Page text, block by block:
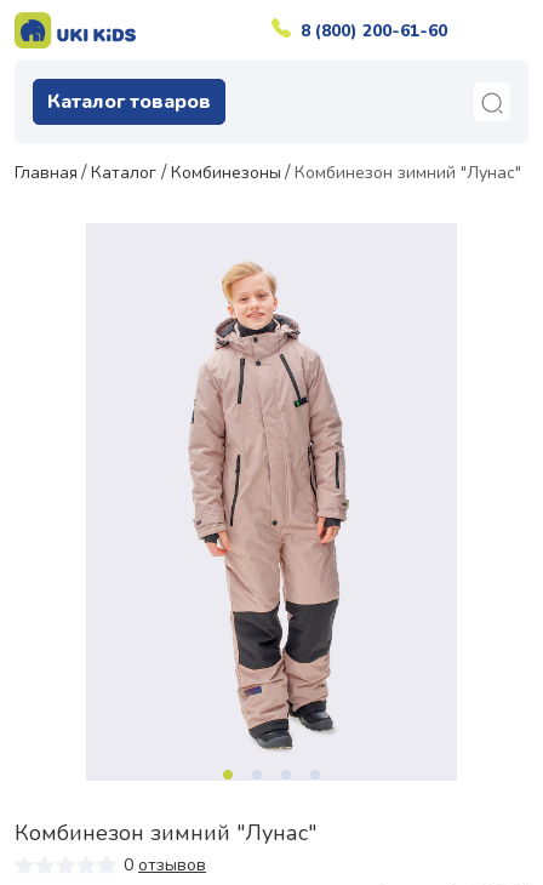
8 (800) 200-61-60
Каталог товаров
Главная Каталог Комбинезоны Комбинезон зимний "Лунас"
Комбинезон зимний "Лунас"
0 отзывов